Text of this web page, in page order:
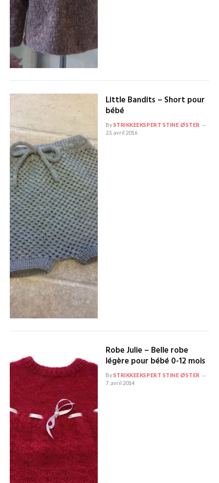
Little Bandits – Short pour
bébé
BySTRIKKEEKSPERT STINE ØSTER
23. avril 2016
Robe Julie – Belle robe
légère pour bébé 0-12 mois
BySTRIKKEEKSPERT STINE ØSTER
7. avril 2014